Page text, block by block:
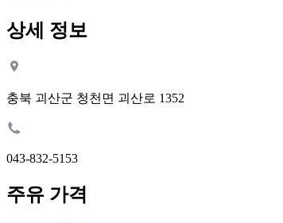
상세 정보
충북 괴산군 청천면 괴산로 1352
043-832-5153
주유 가격